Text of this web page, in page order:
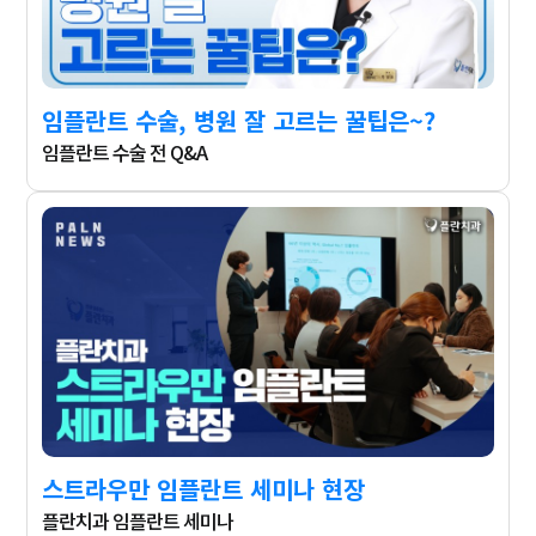
임플란트 수술, 병원 잘 고르는 꿀팁은~?
임플란트 수술 전 Q&A
스트라우만 임플란트 세미나 현장
플란치과 임플란트 세미나